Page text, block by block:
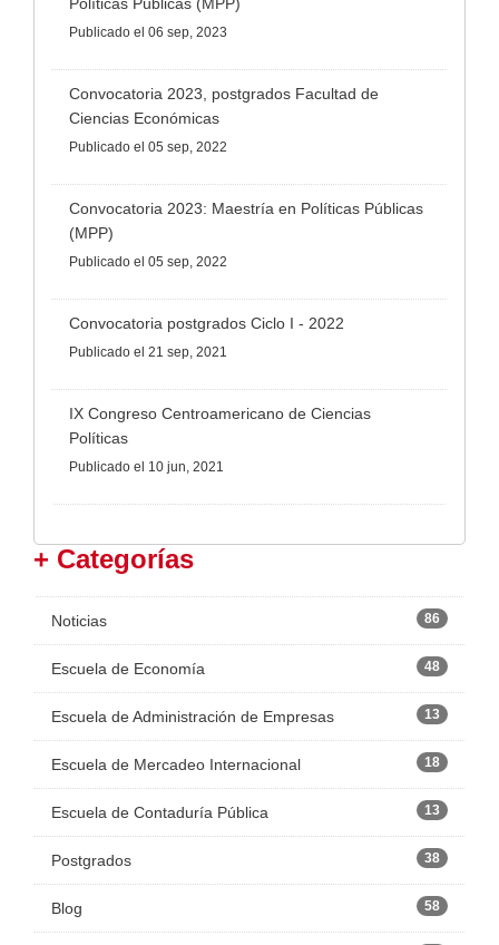
Políticas Públicas (MPP)
Publicado el 06 sep, 2023
Convocatoria 2023, postgrados Facultad de
Ciencias Económicas
Publicado el 05 sep, 2022
Convocatoria 2023: Maestría en Políticas Públicas
(MPP)
Publicado el 05 sep, 2022
Convocatoria postgrados Ciclo I - 2022
Publicado el 21 sep, 2021
IX Congreso Centroamericano de Ciencias
Políticas
Publicado el 10 jun, 2021
+ Categorías
Noticias 86
Escuela de Economía 48
Escuela de Administración de Empresas 13
Escuela de Mercadeo Internacional 18
Escuela de Contaduría Pública 13
Postgrados 38
Blog 58